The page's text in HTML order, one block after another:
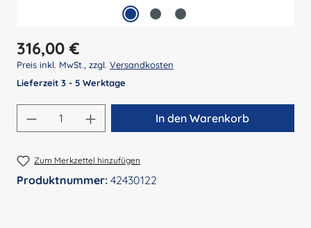
Regulärer Preis:
316,00 €
Preis inkl. MwSt., zzgl. Versandkosten
Lieferzeit 3 - 5 Werktage
Produkt Anzahl: Gib den gewünschten
In den Warenkorb
Zum Merkzettel hinzufügen
Produktnummer: 42430122